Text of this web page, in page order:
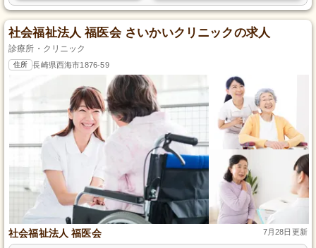
社会福祉法人 福医会 さいかいクリニックの求人
診療所・クリニック
住所 長崎県西海市1876-59
社会福祉法人 福医会 7月28日更新